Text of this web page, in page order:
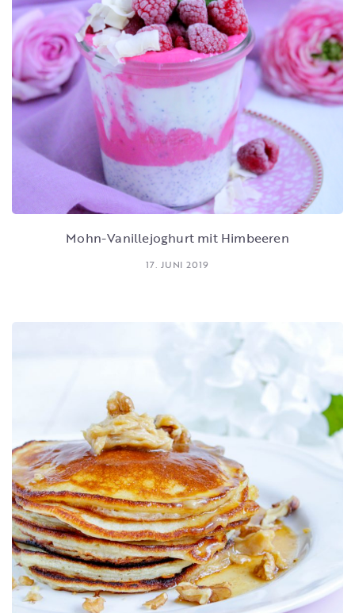
Mohn-Vanillejoghurt mit Himbeeren
17. JUNI 2019